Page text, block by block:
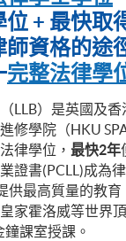
+ 最快取
師資格的途
完整法律學
LLB）是英國及
修學院（HKU
律學位， 最快2年
證書(PCLL)成為
供最高質量的教育
家霍洛威等世界
鐘課室授課。